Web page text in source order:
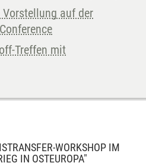
Vorstellung auf der
Treffen mit
WORKSHOP IM
IN OSTEUROPA"